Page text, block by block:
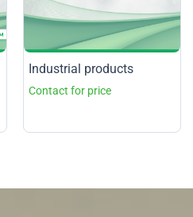
Industrial products